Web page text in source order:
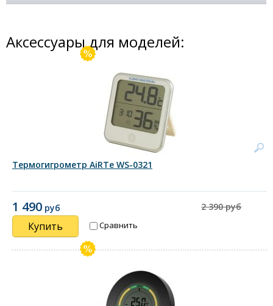
Аксессуары для моделей:
Термогигрометр AiRTe WS-0321
1 490 руб 2 390 руб
Купить Сравнить